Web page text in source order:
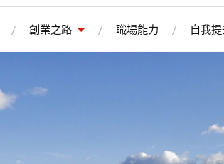
創業之路 職場能力 自我提